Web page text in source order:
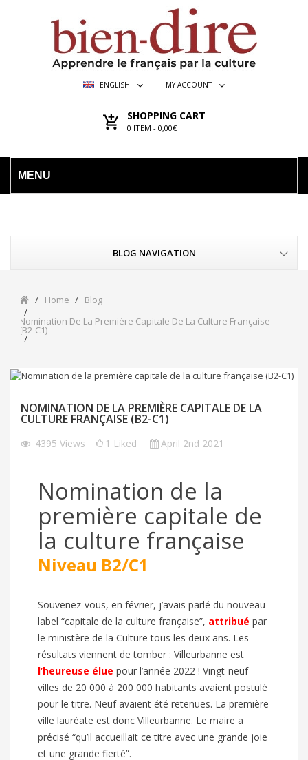
ENGLISH MY ACCOUNT
SHOPPING CART
0 ITEM - 0,00€
MENU
BLOG NAVIGATION
Home
Blog
Nomination De La Première Capitale De La Culture Française
(B2-C1)
NOMINATION DE LA PREMIÈRE CAPITALE DE LA
CULTURE FRANÇAISE (B2-C1)
4395 Views 1 Liked April 2nd 2021
Nomination de la
première capitale de
la culture française
Niveau B2/C1
Souvenez-vous, en février, j’avais parlé du nouveau
label “capitale de la culture française”, attribué par
le ministère de la Culture tous les deux ans. Les
résultats viennent de tomber : Villeurbanne est
l’heureuse élue pour l’année 2022 ! Vingt-neuf
villes de 20 000 à 200 000 habitants avaient postulé
pour le titre. Neuf avaient été retenues. La première
ville lauréate est donc Villeurbanne. Le maire a
précisé “qu’il accueillait ce titre avec une grande joie
et une grande fierté”.